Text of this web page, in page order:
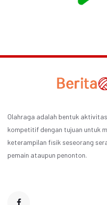
Olahraga adalah bentuk
kompetitif dengan tujuan untuk
keterampilan fisik seseorang
pemain ataupun penonton.